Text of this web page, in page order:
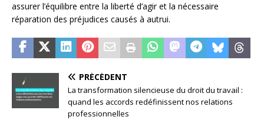
assurer l’équilibre entre la liberté d’agir et la nécessaire
réparation des préjudices causés à autrui.
PRÉCÉDENT
La transformation silencieuse du droit du travail :
quand les accords redéfinissent nos relations
professionnelles